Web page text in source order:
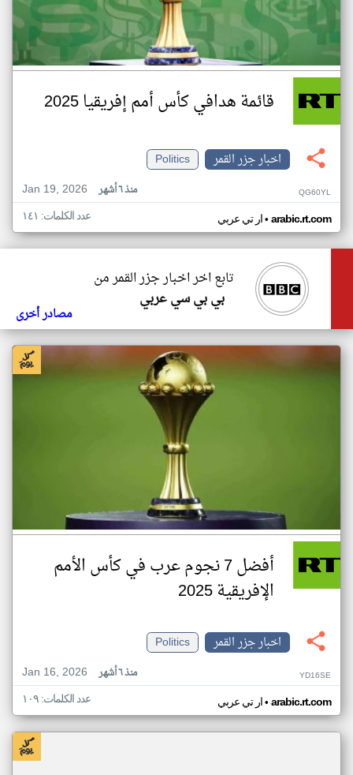
قائمة هدافي كأس أمم إفريقيا 2025
اخبار جزر القمر
Politics
Jan 19, 2026
منذ ٦ أشهر QG60YL
ار تي عربي• arabic.rt.com عدد الكلمات: ١٤١
تابع اخر اخبار جزر القمر من
بي بي سي عربي
مصادر أخرى
أفضل 7 نجوم عرب في كأس الأمم
الإفريقية 2025
اخبار جزر القمر
Politics
Jan 16, 2026
منذ ٦ أشهر YD16SE
ار تي عربي• arabic.rt.com عدد الكلمات: ١٠٩